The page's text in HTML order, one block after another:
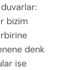
bizim
denk
ise